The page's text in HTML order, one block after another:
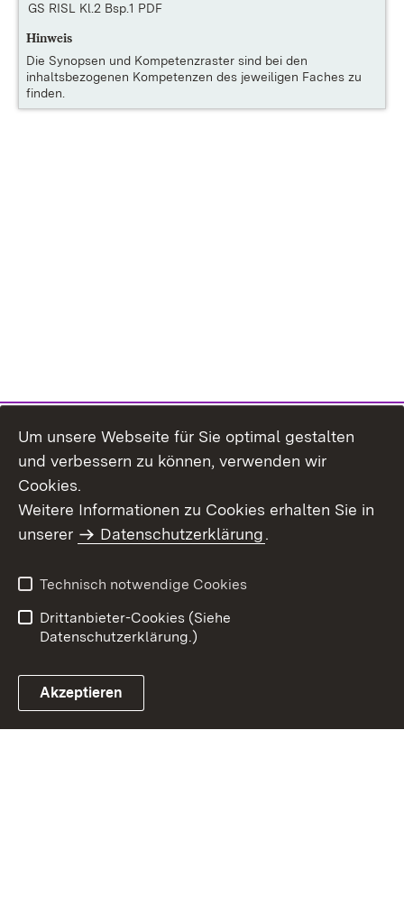
GS RISL Kl.2 Bsp.1 PDF
Hinweis
Die Synopsen und Kompetenzraster sind bei den
inhaltsbezogenen Kompetenzen des jeweiligen Faches zu
finden.
Um unsere Webseite für Sie optimal gestalten
und verbessern zu können, verwenden wir
Cookies.
Weitere Informationen zu Cookies erhalten Sie in
unserer
Datenschutzerklärung.
Technisch notwendige Cookies
Drittanbieter-Cookies (Siehe
Datenschutzerklärung.)
Akzeptieren